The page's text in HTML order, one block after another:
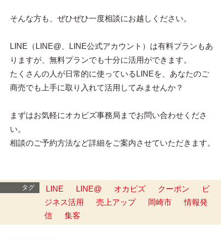
そんな方も、ぜひぜひ一度相談にお越しください。
LINE（LINE@、LINE公式アカウント）は有料プランもあ
りますが、無料プランでも十分に活用ができます。
たくさんの人が日常的に使っているLINEを、あなたのご
商売でも上手に取り入れて活用してみませんか？
まずはお気軽にオカビズ事務局までお問い合わせくださ
い。
相談のご予約方法など詳細をご案内させていただきます。
タグ LINE LINE@ オカビズ クーポン
ビ
ジネス活用
売上アップ 岡崎市
情報発
信
集客